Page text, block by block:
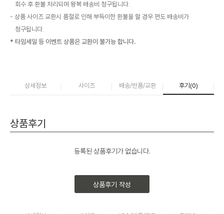
회수 후 환불 처리되며 왕복 배송비 청구됩니다.
상품 사이즈 교환시 품절로 인해 부득이한 환불을 할 경우 편도 배송비가
청구됩니다.
* 타임세일 등 이벤트 상품은 교환이 불가능 합니다.
상세정보 사이즈 배송/반품/교환 후기(0)
상품후기
등록된 상품후기가 없습니다.
상품후기 작성